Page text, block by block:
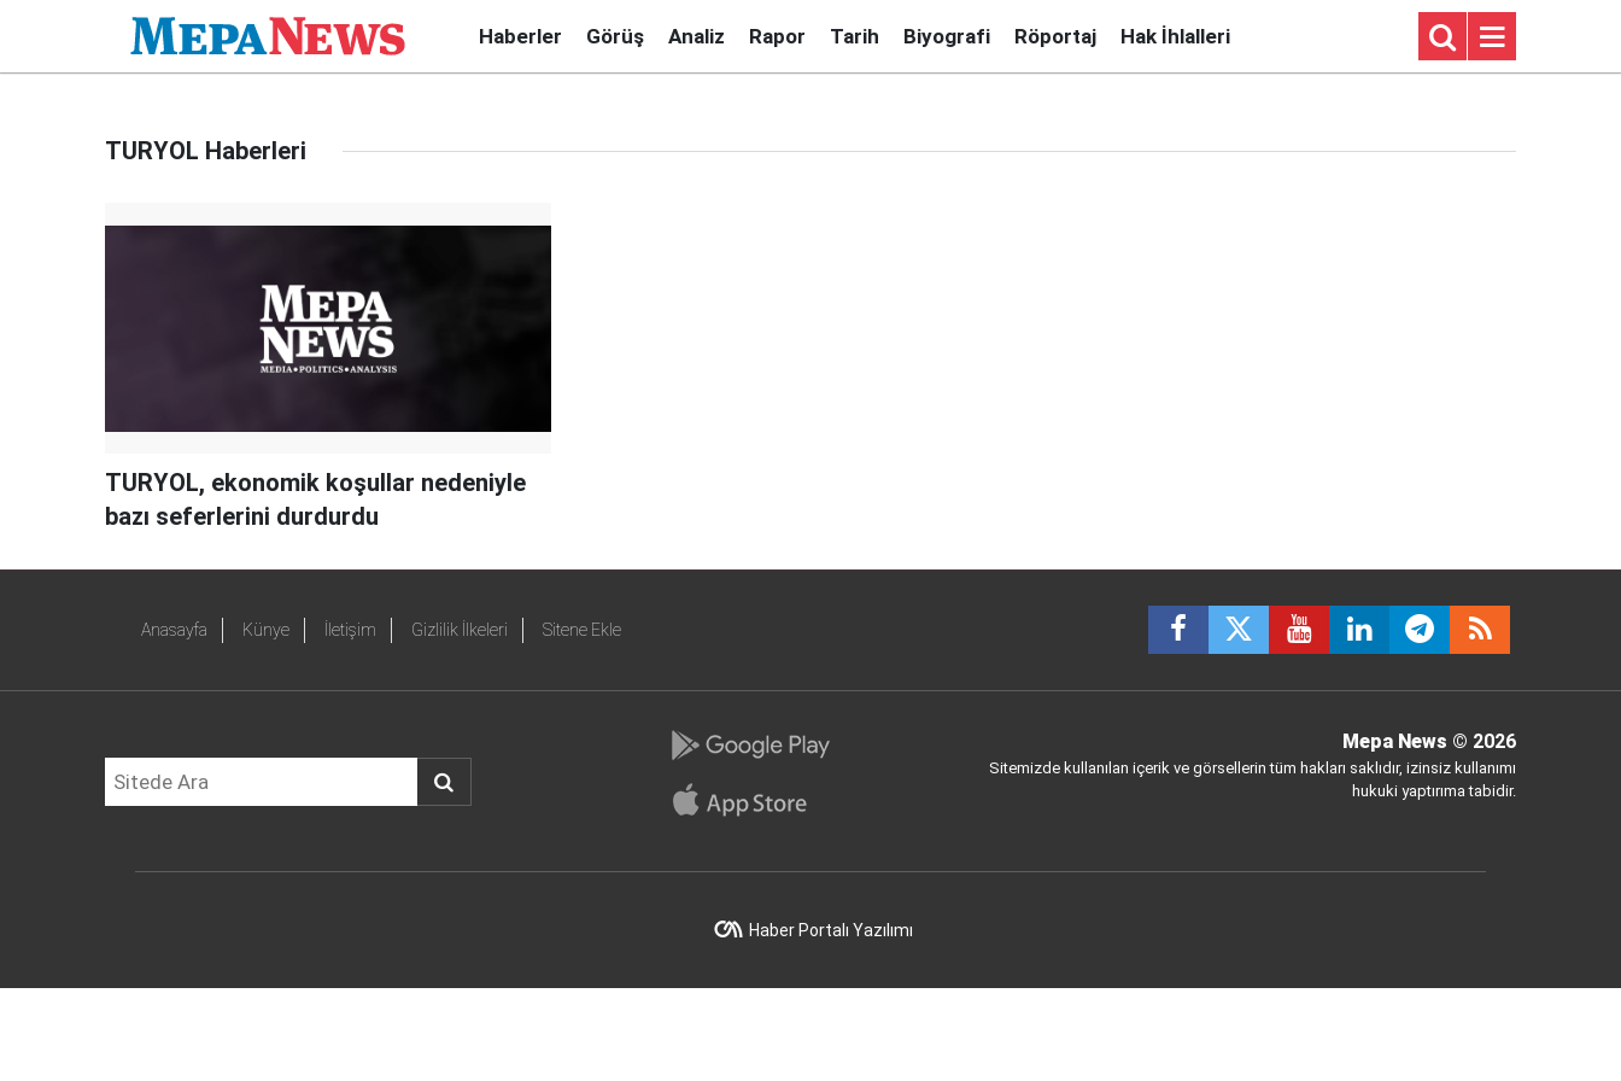
Haberler Görüş Analiz Rapor Tarih Biyografi Röportaj Hak İhlalleri
TURYOL Haberleri
TURYOL, ekonomik koşullar nedeniyle
bazı seferlerini durdurdu
Anasayfa Künye İletişim Gizlilik İlkeleri Sitene Ekle
Mepa News © 2026
Sitemizde kullanılan içerik ve görsellerin tüm hakları saklıdır, izinsiz kullanımı
hukuki yaptırıma tabidir.
Haber Portalı Yazılımı